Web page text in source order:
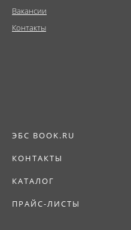
Вакансии
Контакты
ЭБС BOOK.RU
КОНТАКТЫ
КАТАЛОГ
ПРАЙС-ЛИСТЫ